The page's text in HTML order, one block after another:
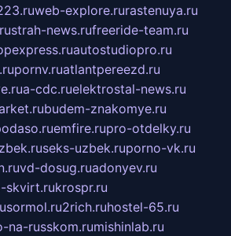
web-explore.rurastenuya.ru
strah-news.rufreeride-team.ru
autostudiopro.ru
pornv.ruatlantpereezd.ru
a-cdc.ruelektrostal-news.ru
budem-znakomye.ru
emfire.rupro-otdelky.ru
seks-uzbek.ruporno-vk.ru
vd-dosug.ruadonyev.ru
skvirt.rukrospr.ru
sormol.ru2rich.ruhostel-65.ru
na-russkom.rumishinlab.ru